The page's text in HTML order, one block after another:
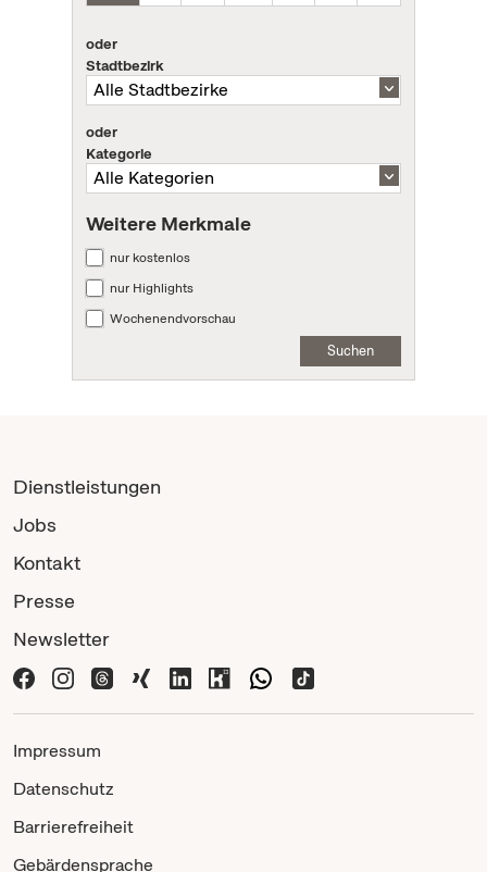
oder
Stadtbezirk
oder
Kategorie
Weitere Merkmale
nur kostenlos
nur Highlights
Wochenendvorschau
Suchen
Dienstleistungen
Jobs
Kontakt
Presse
Newsletter
Impressum
Datenschutz
Barrierefreiheit
Gebärdensprache